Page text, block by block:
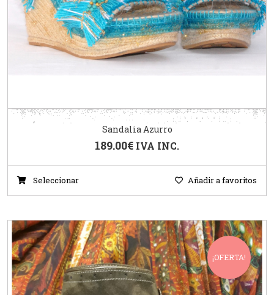
Sandalia Azurro
189.00€ IVA INC.
Seleccionar Añadir a favoritos
¡OFERTA!